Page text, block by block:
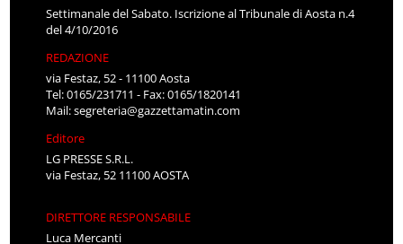
Settimanale del Sabato. Iscrizione al Tribunale di Aosta n.4
del 4/10/2016
REDAZIONE
via Festaz, 52 - 11100 Aosta
Tel: 0165/231711 - Fax: 0165/1820141
Mail:segreteria@gazzettamatin.com
Editore
LG PRESSE S.R.L.
via Festaz, 52 11100 AOSTA
DIRETTORE RESPONSABILE
Luca Mercanti